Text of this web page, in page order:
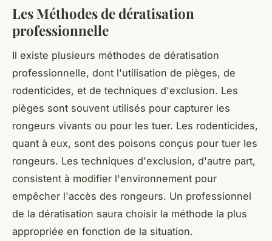
Les Méthodes de dératisation
professionnelle
Il existe plusieurs méthodes de dératisation
professionnelle, dont l'utilisation de pièges, de
rodenticides, et de techniques d'exclusion. Les
pièges sont souvent utilisés pour capturer les
rongeurs vivants ou pour les tuer. Les rodenticides,
quant à eux, sont des poisons conçus pour tuer les
rongeurs. Les techniques d'exclusion, d'autre part,
consistent à modifier l'environnement pour
empêcher l'accès des rongeurs. Un professionnel
de la dératisation saura choisir la méthode la plus
appropriée en fonction de la situation.